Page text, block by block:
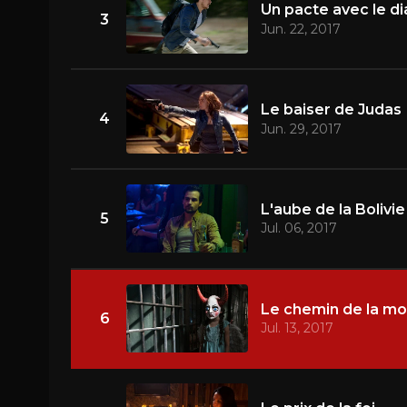
3
Un pacte avec le
Jun. 22, 2017
4
Le baiser de Judas
Jun. 29, 2017
5
L'aube de la Bolivie
Jul. 06, 2017
6
Le chemin de la
Jul. 13, 2017